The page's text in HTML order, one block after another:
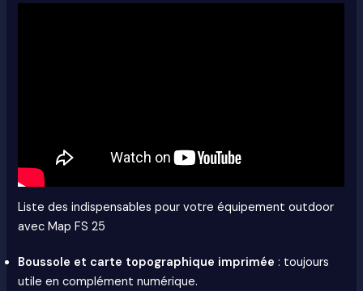
Liste des indispensables pour votre équipement outdoor
avec Map FS 25
Boussole et carte topographique imprimée : toujours
utile en complément numérique.